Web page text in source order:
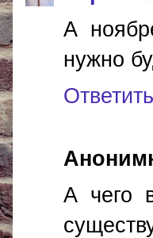
А
нужно
Ответить
А чего